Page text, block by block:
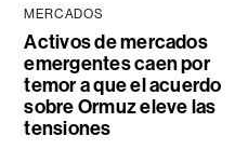
MERCADOS
Activos de mercados
emergentes caen por
temor a que el acuerdo
sobre Ormuz eleve las
tensiones